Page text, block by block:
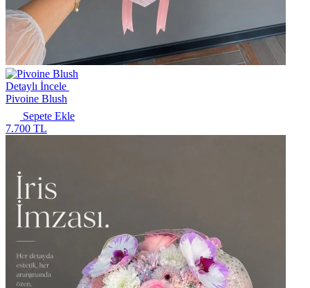
Detaylı İncele
Pivoine Blush
Sepete Ekle
7.700 TL